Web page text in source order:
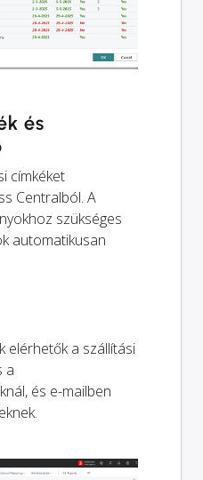
és
címkéket
Centralból. A
szükséges
automatikusan
elérhetők a szállítási
a
és e-mailben